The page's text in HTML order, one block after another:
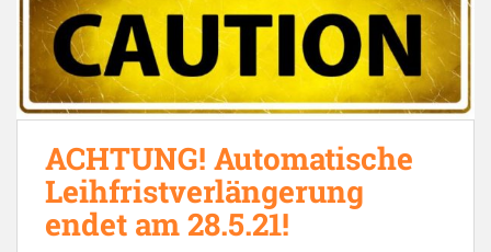
ACHTUNG! Automatische
Leihfristverlängerung
endet am 28.5.21!